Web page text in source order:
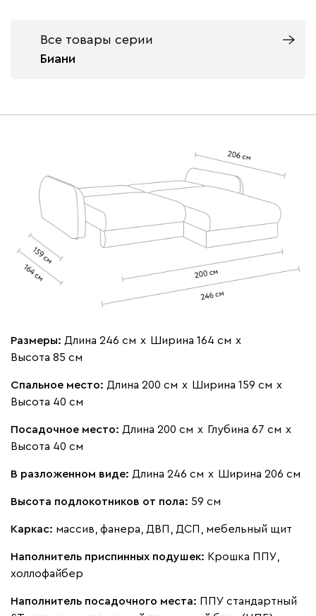
Все товары серии
Биани
Размеры: Длина 246 см х Ширина 164 см х
Высота 85 см
Спальное место: Длина 200 см х Ширина 159 см х
Высота 40 см
Посадочное место: Длина 200 см х Глубина 67 см х
Высота 40 см
В разложенном виде: Длина 246 см х Ширина 206 см
Высота подлокотников от пола: 59 см
Каркас: массив, фанера, ДВП, ДСП, мебельный щит
Наполнитель приспинных подушек: Крошка ППУ,
холлофайбер
Наполнитель посадочного места: ППУ стандартный